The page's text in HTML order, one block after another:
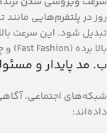
روز در پلتفرم‌هایی مانند
تبدیل شود. این سرعت
بالا برده (Fast Fashion) و چرخه عمر مد را به شدت کوتاه کرده است.
ب. مد پایدار و
شبکه‌های اجتماعی،
داده‌اند: